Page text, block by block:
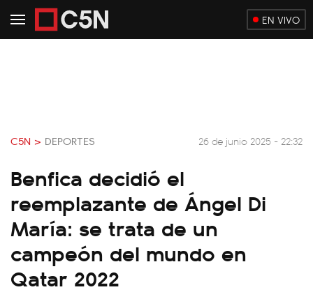
EN VIVO
C5N > DEPORTES 26 de junio 2025 - 22:32
Benfica decidió el
reemplazante de Ángel Di
María: se trata de un
campeón del mundo en
Qatar 2022